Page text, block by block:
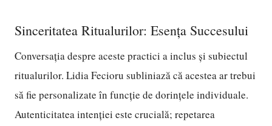
Sinceritatea Ritualurilor: Esența Succesului
Conversația despre aceste practici a inclus și subiectul
ritualurilor. Lidia Fecioru subliniază că acestea ar trebui
să fie personalizate în funcție de dorințele individuale.
Autenticitatea intenției este crucială; repetarea